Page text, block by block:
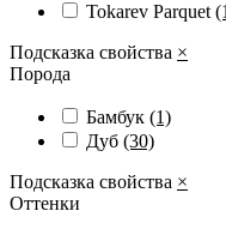
Tokarev Parquet
Подсказка свойства ×
Порода
Бамбук (1)
Дуб (30)
Подсказка свойства ×
Оттенки